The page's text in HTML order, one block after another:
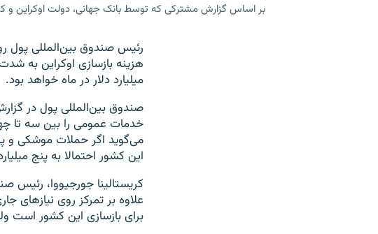
بر اساس گزارش مشترکی که توسط بانک جهانی، دولت اوکراین و کمیسیون
رئیس صندوق بین‌المللی پول
هزینه بازسازی اوکراین به
میلیارد دلار در ماه خواهد بود.
صندوق بین‌المللی پول در
خدمات عمومی را بین سه تا
می‌گوید اگر حملات موشکی و
این کشور احتمالا به پنج
کریستالینا جورجیووا،
علاوه بر تمرکز روی نیازهای
برای بازسازی این کشور